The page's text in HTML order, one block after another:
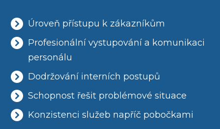
Úroveň přístupu k zákazníkům
Profesionální vystupování a komunikaci
personálu
Dodržování interních postupů
Schopnost řešit problémové situace
Konzistenci služeb napříč pobočkami